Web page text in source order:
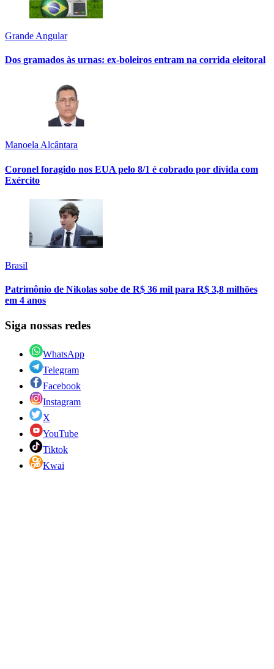
Grande Angular
Dos gramados às urnas: ex-boleiros entram na corrida eleitoral
Manoela Alcântara
Coronel foragido nos EUA pelo 8/1 é cobrado por dívida com
Exército
Brasil
Patrimônio de Nikolas sobe de R$ 36 mil para R$ 3,8 milhões
em 4 anos
Siga nossas redes
WhatsApp
Telegram
Facebook
Instagram
X
YouTube
Tiktok
Kwai